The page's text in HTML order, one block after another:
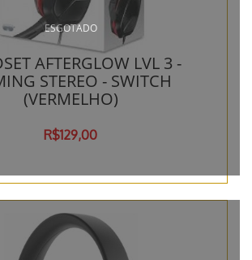
ESGOTADO
AFTERGLOW LVL 3 -
STEREO - SWITCH
(VERMELHO)
R$129,00